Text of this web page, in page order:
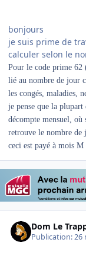
bonjours
je suis prime de
calculer selon le
Pour le code prime 62
lié au nombre de jour
les congés, maladies,
je pense que la
décompte mensuel,
retrouve le nombre de
ceci est payé à mois M
Dom Le
Publication:26